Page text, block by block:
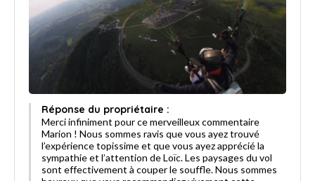
Réponse du propriétaire :
Merci infiniment pour ce merveilleux commentaire
Marion ! Nous sommes ravis que vous ayez trouvé
l’expérience topissime et que vous ayez apprécié la
sympathie et l’attention de Loïc. Les paysages du vol
sont effectivement à couper le souffle. Nous sommes